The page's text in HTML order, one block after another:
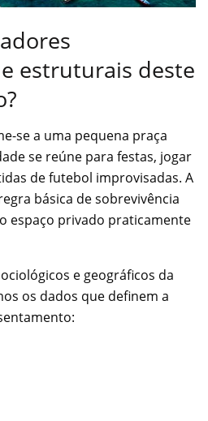
estruturais deste
se a uma pequena praça
se reúne para festas, jogar
de futebol improvisadas. A
básica de sobrevivência
espaço privado praticamente
e geográficos da
os dados que definem a